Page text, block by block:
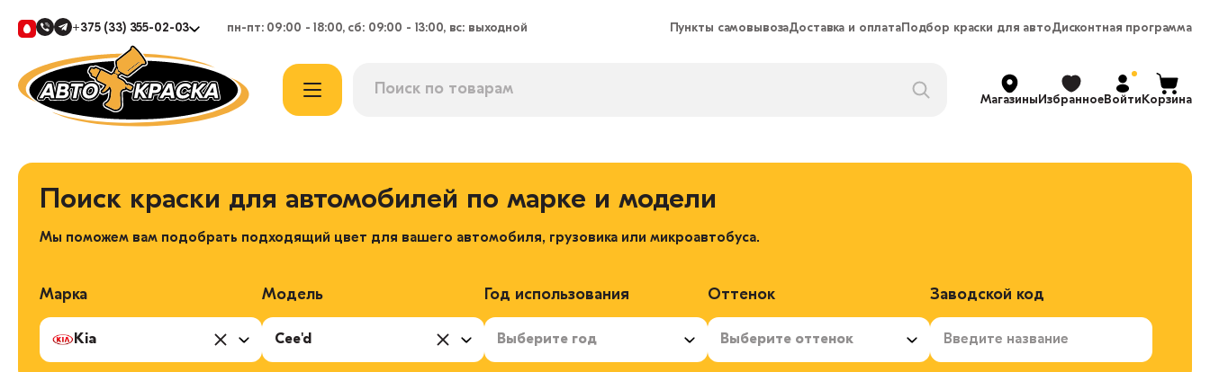
+375 (33) 355-02-03 пн-пт: 09:00 - 18:00, сб: 09:00 - 13:00, вс: выходной Пункты самовывозаДоставка и оплатаПодбор краски для автоДисконтная программа
МагазиныИзбранноеВойтиКорзина
Поиск краски для автомобилей по марке и модели
Мы поможем вам подобрать подходящий цвет для вашего автомобиля, грузовика или микроавтобуса.
Марка
Kia
Модель
Cee'd
Год использования
Выберите год
Оттенок
Выберите оттенок
Заводской код